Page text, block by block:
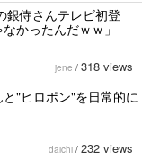
銀侍さんテレビ初登
かったんだｗｗ」
jene / 318 views
"ヒロポン"を日常的に
daichi / 232 views